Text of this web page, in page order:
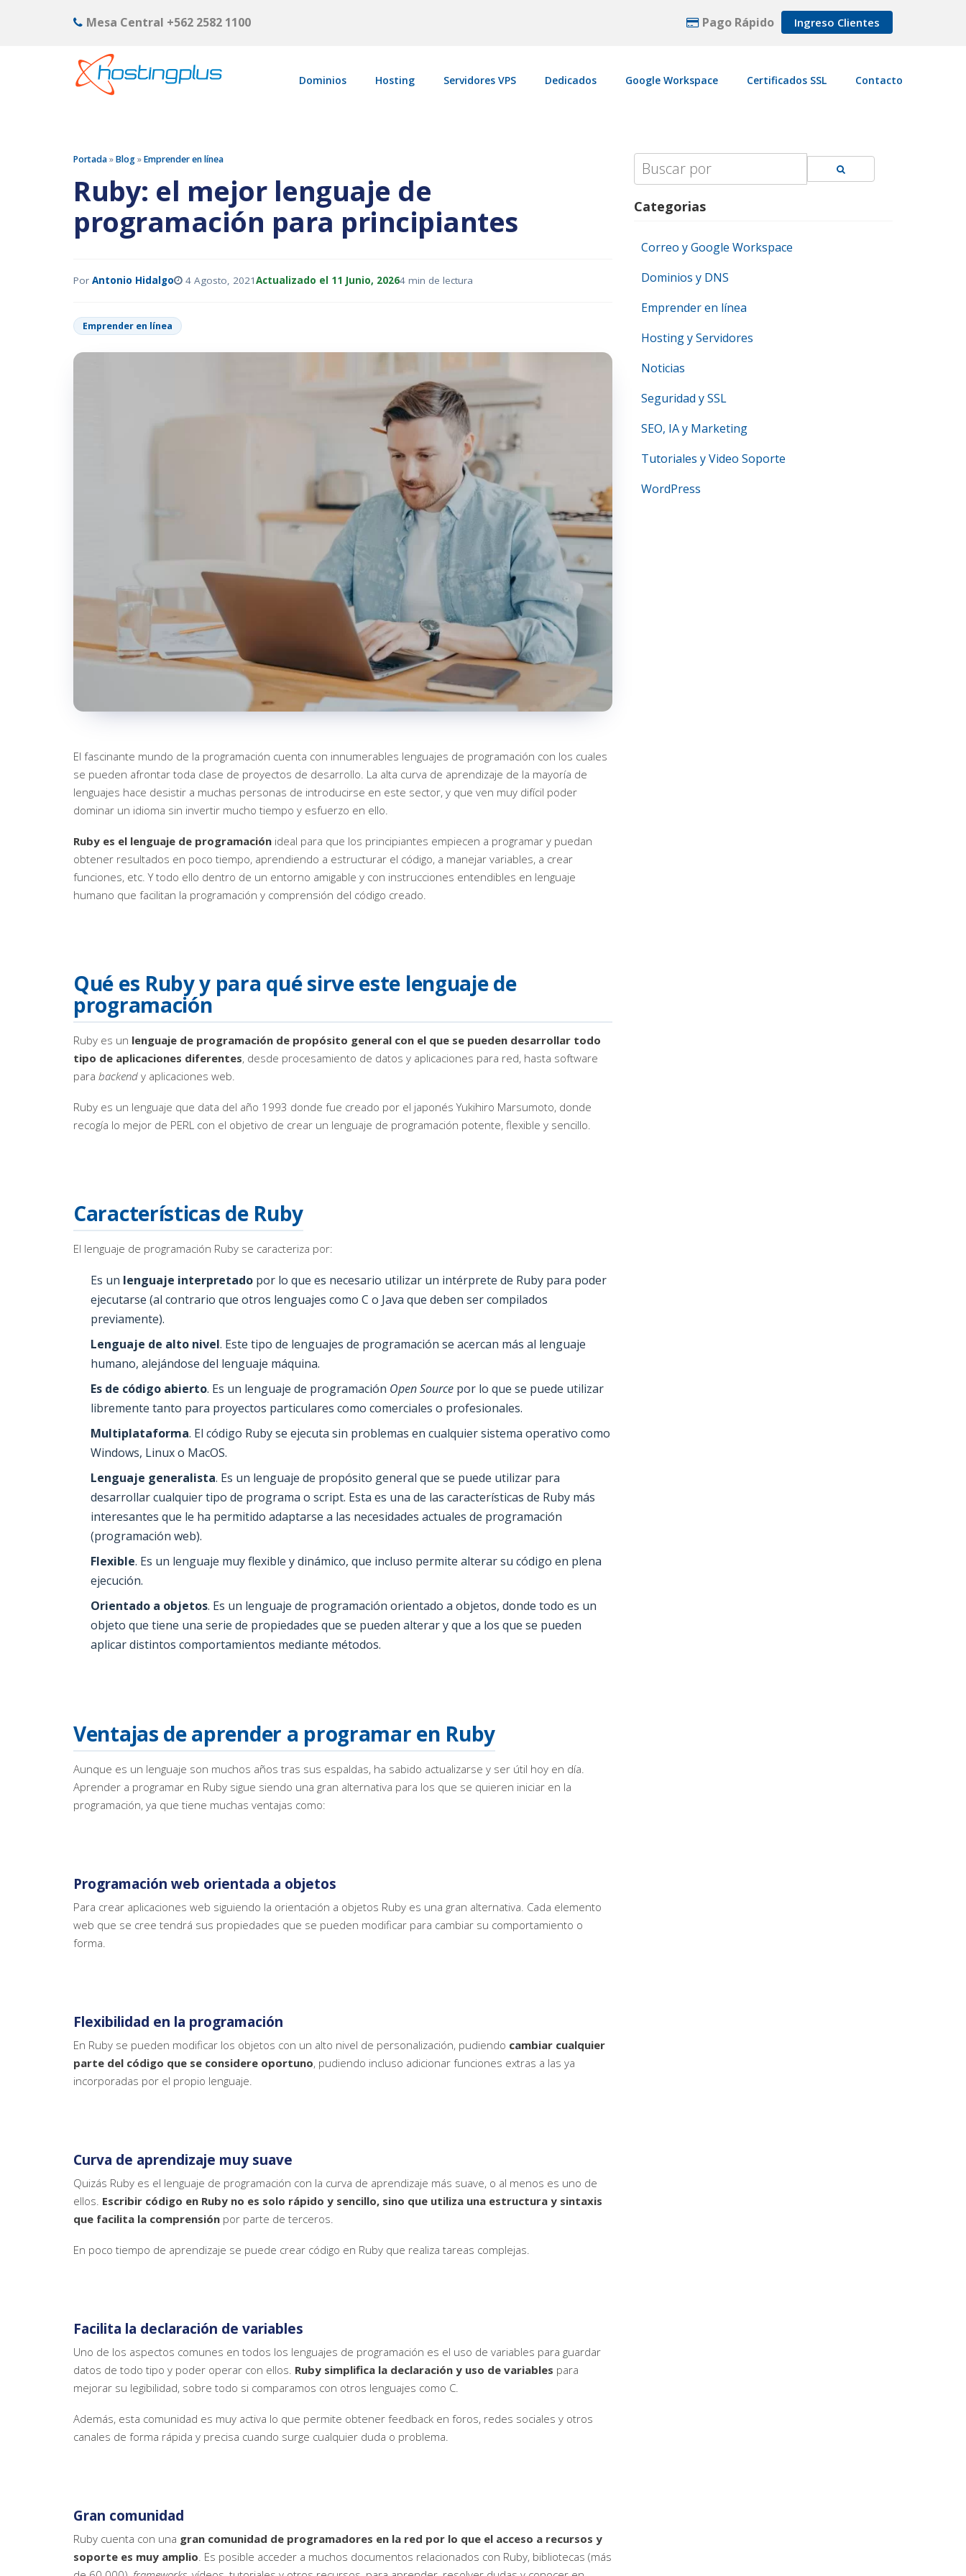
Mesa Central +562 2582 1100 Pago Rápido Ingreso Clientes
Dominios Hosting Servidores VPS Dedicados Google Workspace Certificados SSL Contacto
Portada»Blog»Emprender en línea
Ruby: el mejor lenguaje de
programación para principiantes
Por Antonio Hidalgo 4 Agosto, 2021Actualizado el 11 Junio, 20264 min de lectura
Emprender en línea
El fascinante mundo de la programación cuenta con innumerables lenguajes de programación con los cuales
se pueden afrontar toda clase de proyectos de desarrollo. La alta curva de aprendizaje de la mayoría de
lenguajes hace desistir a muchas personas de introducirse en este sector, y que ven muy difícil poder
dominar un idioma sin invertir mucho tiempo y esfuerzo en ello.
Ruby es el lenguaje de programación ideal para que los principiantes empiecen a programar y puedan
obtener resultados en poco tiempo, aprendiendo a estructurar el código, a manejar variables, a crear
funciones, etc. Y todo ello dentro de un entorno amigable y con instrucciones entendibles en lenguaje
humano que facilitan la programación y comprensión del código creado.
Qué es Ruby y para qué sirve este lenguaje de
programación
Ruby es un lenguaje de programación de propósito general con el que se pueden desarrollar todo
tipo de aplicaciones diferentes, desde procesamiento de datos y aplicaciones para red, hasta software
para backend y aplicaciones web.
Ruby es un lenguaje que data del año 1993 donde fue creado por el japonés Yukihiro Marsumoto, donde
recogía lo mejor de PERL con el objetivo de crear un lenguaje de programación potente, flexible y sencillo.
Características de Ruby
El lenguaje de programación Ruby se caracteriza por:
Es un lenguaje interpretado por lo que es necesario utilizar un intérprete de Ruby para poder
ejecutarse (al contrario que otros lenguajes como C o Java que deben ser compilados
previamente).
Lenguaje de alto nivel. Este tipo de lenguajes de programación se acercan más al lenguaje
humano, alejándose del lenguaje máquina.
Es de código abierto. Es un lenguaje de programación Open Source por lo que se puede utilizar
libremente tanto para proyectos particulares como comerciales o profesionales.
Multiplataforma. El código Ruby se ejecuta sin problemas en cualquier sistema operativo como
Windows, Linux o MacOS.
Lenguaje generalista. Es un lenguaje de propósito general que se puede utilizar para
desarrollar cualquier tipo de programa o script. Esta es una de las características de Ruby más
interesantes que le ha permitido adaptarse a las necesidades actuales de programación
(programación web).
Flexible. Es un lenguaje muy flexible y dinámico, que incluso permite alterar su código en plena
ejecución.
Orientado a objetos. Es un lenguaje de programación orientado a objetos, donde todo es un
objeto que tiene una serie de propiedades que se pueden alterar y que a los que se pueden
aplicar distintos comportamientos mediante métodos.
Ventajas de aprender a programar en Ruby
Aunque es un lenguaje son muchos años tras sus espaldas, ha sabido actualizarse y ser útil hoy en día.
Aprender a programar en Ruby sigue siendo una gran alternativa para los que se quieren iniciar en la
programación, ya que tiene muchas ventajas como:
Programación web orientada a objetos
Para crear aplicaciones web siguiendo la orientación a objetos Ruby es una gran alternativa. Cada elemento
web que se cree tendrá sus propiedades que se pueden modificar para cambiar su comportamiento o
forma.
Flexibilidad en la programación
En Ruby se pueden modificar los objetos con un alto nivel de personalización, pudiendo cambiar cualquier
parte del código que se considere oportuno, pudiendo incluso adicionar funciones extras a las ya
incorporadas por el propio lenguaje.
Curva de aprendizaje muy suave
Quizás Ruby es el lenguaje de programación con la curva de aprendizaje más suave, o al menos es uno de
ellos. Escribir código en Ruby no es solo rápido y sencillo, sino que utiliza una estructura y sintaxis
que facilita la comprensión por parte de terceros.
En poco tiempo de aprendizaje se puede crear código en Ruby que realiza tareas complejas.
Facilita la declaración de variables
Uno de los aspectos comunes en todos los lenguajes de programación es el uso de variables para guardar
datos de todo tipo y poder operar con ellos. Ruby simplifica la declaración y uso de variables para
mejorar su legibilidad, sobre todo si comparamos con otros lenguajes como C.
Además, esta comunidad es muy activa lo que permite obtener feedback en foros, redes sociales y otros
canales de forma rápida y precisa cuando surge cualquier duda o problema.
Gran comunidad
Ruby cuenta con una gran comunidad de programadores en la red por lo que el acceso a recursos y
soporte es muy amplio. Es posible acceder a muchos documentos relacionados con Ruby, bibliotecas (más
Search
for:
Categorias
Correo y Google Workspace
Dominios y DNS
Emprender en línea
Hosting y Servidores
Noticias
Seguridad y SSL
SEO, IA y Marketing
Tutoriales y Video Soporte
WordPress